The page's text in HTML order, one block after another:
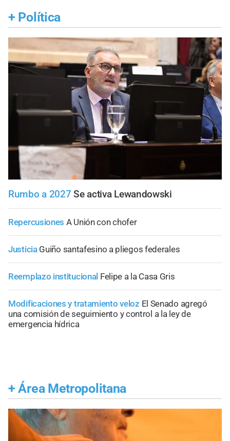
+ Política
Rumbo a 2027 Se activa Lewandowski
Repercusiones A Unión con chofer
Justicia Guiño santafesino a pliegos federales
Reemplazo institucional Felipe a la Casa Gris
Modificaciones y tratamiento veloz El Senado agregó
una comisión de seguimiento y control a la ley de
emergencia hídrica
+ Área Metropolitana